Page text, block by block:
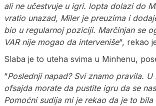
ali ne učestvuje u igri. lopta dolazi do
vratio unazad, Miler je preuzima i
bio u regularnoj poziciji. Marčinjan se
VAR nije mogao da interveniše“, rekao
Slaba je to uteha svima u Minhenu,
“Poslednji napad? Svi znamo pravila.
ofsajda morate da pustite igru da se
Pomoćni sudija mi je rekao da je to